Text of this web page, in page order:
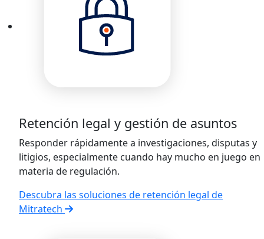
Retención legal y gestión de asuntos
Responder rápidamente a investigaciones, disputas y
litigios, especialmente cuando hay mucho en juego en
materia de regulación.
Descubra las soluciones de retención legal de
Mitratech